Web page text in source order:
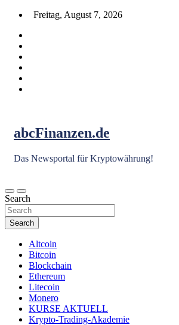
Skip
content
Freitag, August 7, 2026
abcFinanzen.de
Das Newsportal für Kryptowährung!
Search
Search
Altcoin
Bitcoin
Blockchain
Ethereum
Litecoin
Monero
KURSE AKTUELL
Krypto-Trading-Akademie